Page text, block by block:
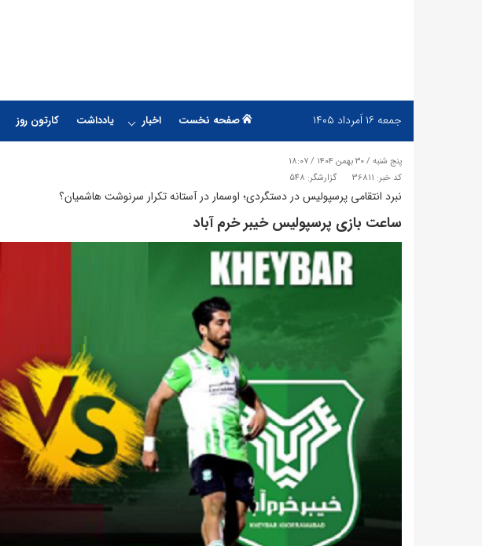
جمعه ۱۶ اَمرداد ۱۴۰۵ صفحه نخست اخبار یادداشت کارتون روز
پنج شنبه / ۳۰ بهمن ۱۴۰۴ / ۱۸:۰۷
کد خبر: 36811
گزارشگر: 548
نبرد انتقامی پرسپولیس در دستگردی؛ اوسمار در آستانه تکرار سرنوشت هاشمیان؟
ساعت بازی پرسپولیس خیبر خرم آباد